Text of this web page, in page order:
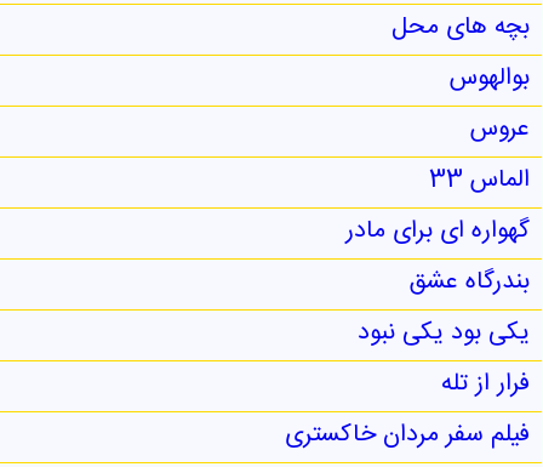
بچه های محل
بوالهوس
عروس
الماس 33
گهواره ای برای مادر
بندرگاه عشق
یکی بود یکی نبود
فرار از تله
فیلم سفر مردان خاکستری